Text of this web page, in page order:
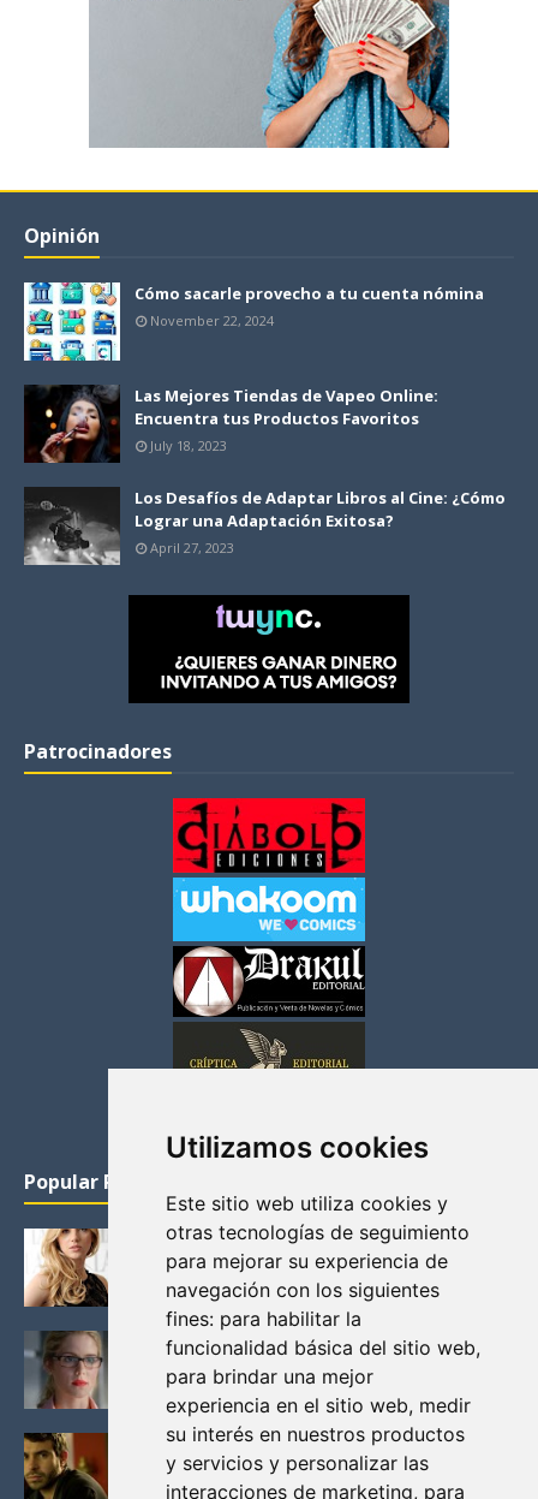
Utilizamos cookies
Este sitio web utiliza cookies y
otras tecnologías de seguimiento
para mejorar su experiencia de
navegación con los siguientes
fines: para habilitar la
funcionalidad básica del sitio web,
para brindar una mejor
experiencia en el sitio web, medir
su interés en nuestros productos
y servicios y personalizar las
interacciones de marketing, para
Opinión
Cómo sacarle provecho a tu cuenta nómina
November 22, 2024
Las Mejores Tiendas de Vapeo Online:
Encuentra tus Productos Favoritos
July 18, 2023
Los Desafíos de Adaptar Libros al Cine: ¿Cómo
Lograr una Adaptación Exitosa?
April 27, 2023
Patrocinadores
Popular Posts
KATHERYN WINNICK: LA ACTRIZ MAS GUAPA DE
VIKINGOS
Junio 14, 2013
FELICITY (EMILY BETT RICKARDS), LAS FOTOS
MAS BONITAS DE LA ALIADA DE ARROW
Noviembre 30, 2013
BLACK MIRROR: TODA TU HISTORIA. EPISODIO 3.
LA CRITICA
Mayo 17, 2012